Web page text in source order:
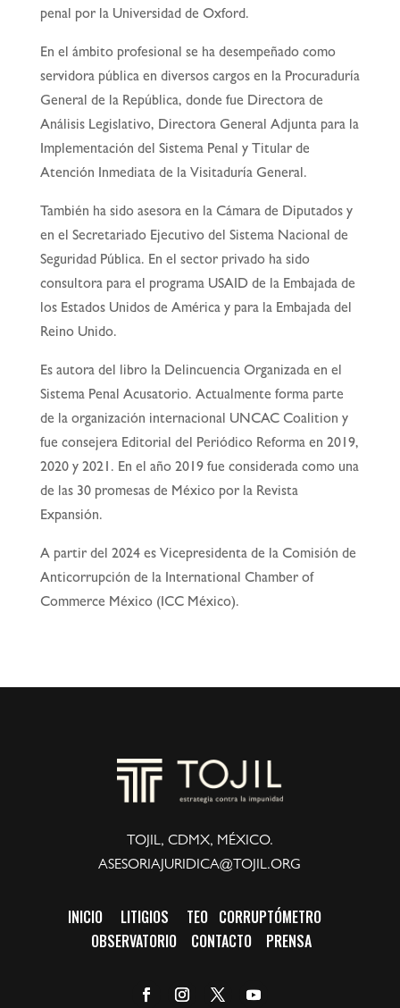
penal por la Universidad de Oxford.
En el ámbito profesional se ha desempeñado como
servidora pública en diversos cargos en la Procuraduría
General de la República, donde fue Directora de
Análisis Legislativo, Directora General Adjunta para la
Implementación del Sistema Penal y Titular de
Atención Inmediata de la Visitaduría General.
También ha sido asesora en la Cámara de Diputados y
en el Secretariado Ejecutivo del Sistema Nacional de
Seguridad Pública. En el sector privado ha sido
consultora para el programa USAID de la Embajada de
los Estados Unidos de América y para la Embajada del
Reino Unido.
Es autora del libro la Delincuencia Organizada en el
Sistema Penal Acusatorio. Actualmente forma parte
de la organización internacional UNCAC Coalition y
fue consejera Editorial del Periódico Reforma en 2019,
2020 y 2021. En el año 2019 fue considerada como una
de las 30 promesas de México por la Revista
Expansión.
A partir del 2024 es Vicepresidenta de la Comisión de
Anticorrupción de la International Chamber of
Commerce México (ICC México).
TOJIL, CDMX, MÉXICO.
ASESORIAJURIDICA@TOJIL.ORG
INICIO LITIGIOS TEO CORRUPTÓMETRO
OBSERVATORIO CONTACTO PRENSA